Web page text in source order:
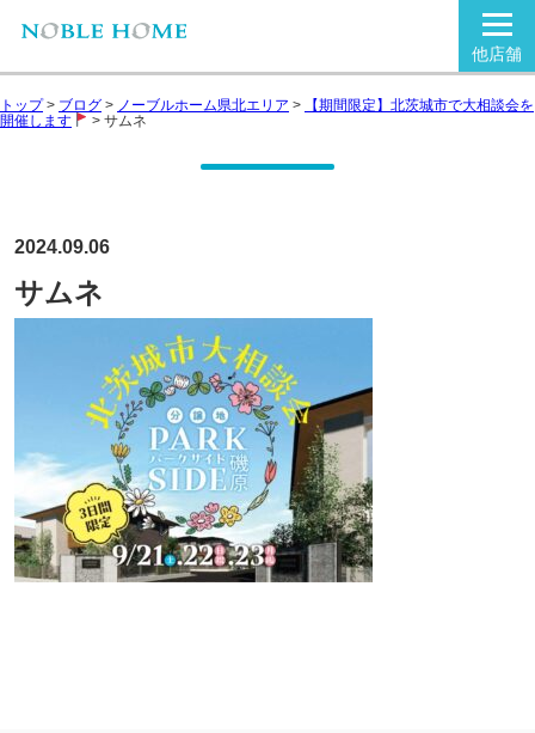
他店舗
トップ> ブログ > ノーブルホーム県北エリア >
【期間限定】北茨城市で大相談会を
開催します
> サムネ
2024.09.06
サムネ